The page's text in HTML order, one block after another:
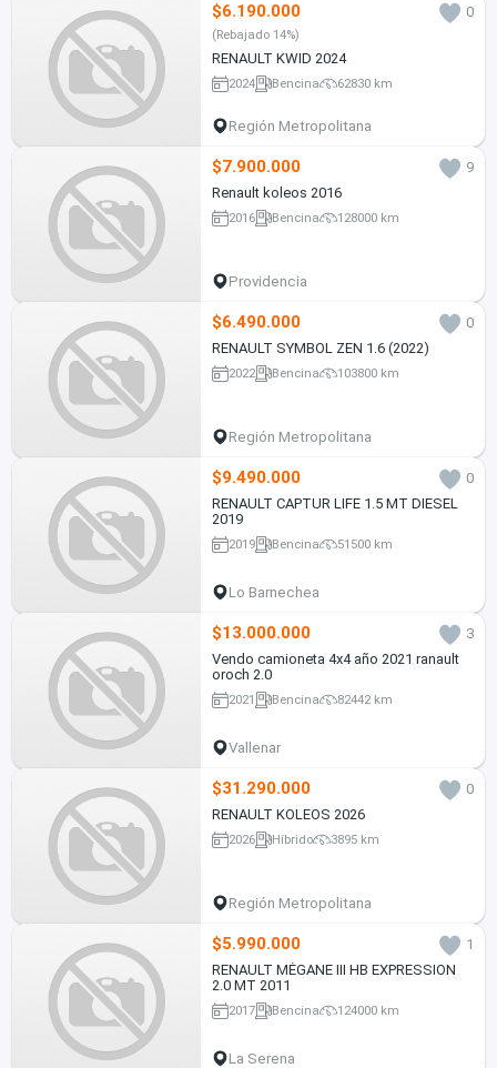
$6.190.000 0
(Rebajado 14%)
RENAULT KWID 2024
2024 Bencina 62830 km
Región Metropolitana
$7.900.000
9
Renault koleos 2016
2016 Bencina 128000 km
Providencia
$6.490.000
0
RENAULT SYMBOL ZEN 1.6 (2022)
2022 Bencina 103800 km
Región Metropolitana
$9.490.000
0
RENAULT CAPTUR LIFE 1.5 MT DIESEL
2019
2019 Bencina 51500 km
Lo Barnechea
$13.000.000
3
Vendo camioneta 4x4 año 2021 ranault
oroch 2.0
2021 Bencina 82442 km
Vallenar
$31.290.000
0
RENAULT KOLEOS 2026
2026 Híbrido 3895 km
Región Metropolitana
$5.990.000
1
RENAULT MÉGANE III HB EXPRESSION
2.0 MT 2011
2017 Bencina 124000 km
La Serena